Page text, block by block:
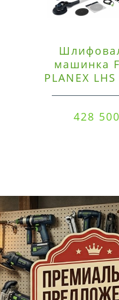
машинка
PLANEX
428